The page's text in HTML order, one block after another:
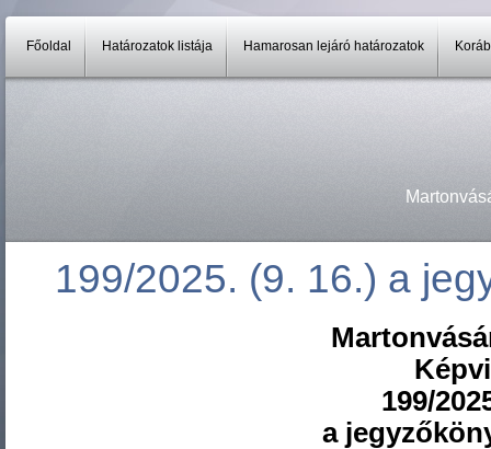
Főoldal Határozatok listája Hamarosan lejáró határozatok
199/2025. (9. 16.) a
199/
a